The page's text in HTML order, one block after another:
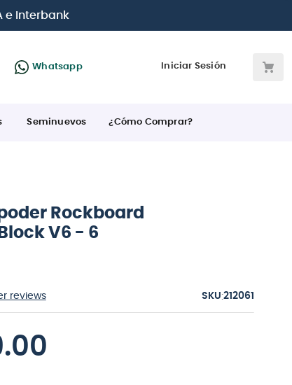
Whatsapp Iniciar Sesión
Seminuevos ¿Cómo Comprar?
Rockboard
V6 - 6
reviews :212061
.00